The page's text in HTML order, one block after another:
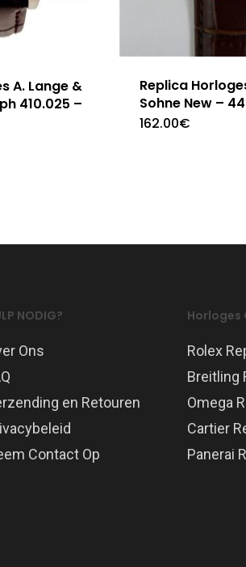
A. Lange &
410.025 –
Replica
Sohne New –
162.00€
NODIG?
Ons
en Retouren
Contact Op
Horloges
Rolex
Breitling
Omega
Cartier
Panerai